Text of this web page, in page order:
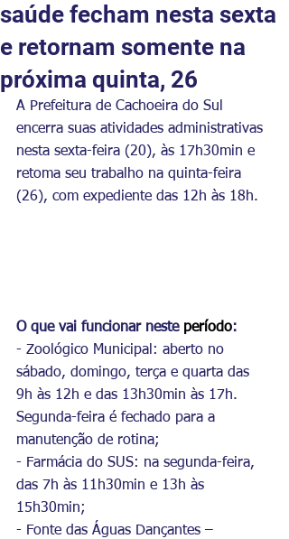
saúde fecham nesta sexta
e retornam somente na
próxima quinta, 26
A Prefeitura de Cachoeira do Sul
encerra suas atividades administrativas
nesta sexta-feira (20), às 17h30min e
retoma seu trabalho na quinta-feira
(26), com expediente das 12h às 18h.
O que vai funcionar neste período:
- Zoológico Municipal: aberto no
sábado, domingo, terça e quarta das
9h às 12h e das 13h30min às 17h.
Segunda-feira é fechado para a
manutenção de rotina;
- Farmácia do SUS: na segunda-feira,
das 7h às 11h30min e 13h às
15h30min;
- Fonte das Águas Dançantes –